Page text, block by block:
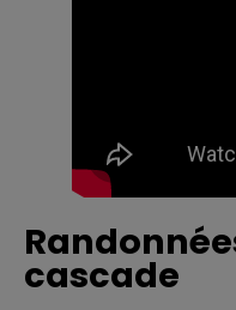
cascade